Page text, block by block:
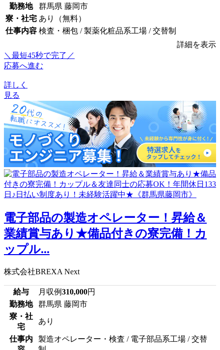
勤務地
群馬県 藤岡市
寮・社宅 あり（無料）
仕事内容 検査・梱包 / 製薬化粧品系工場 / 交替制
詳細を表示
＼最短45秒で完了／
応募へ進む
詳しく
見る
電子部品の製造オペレーター！昇給＆
業績賞与あり★備品付きの寮完備！カ
ップル...
株式会社BREXA Next
給与 月収例310,000円
勤務地
群馬県 藤岡市
寮・社
宅
あり
仕事内
製造オペレーター・検査 / 電子部品系工場 / 交替